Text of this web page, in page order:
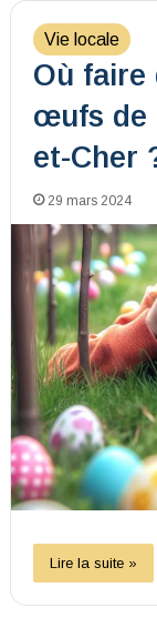
Vie locale
Où faire
œufs de
et-Cher
29 mars 2024
Lire la suite »